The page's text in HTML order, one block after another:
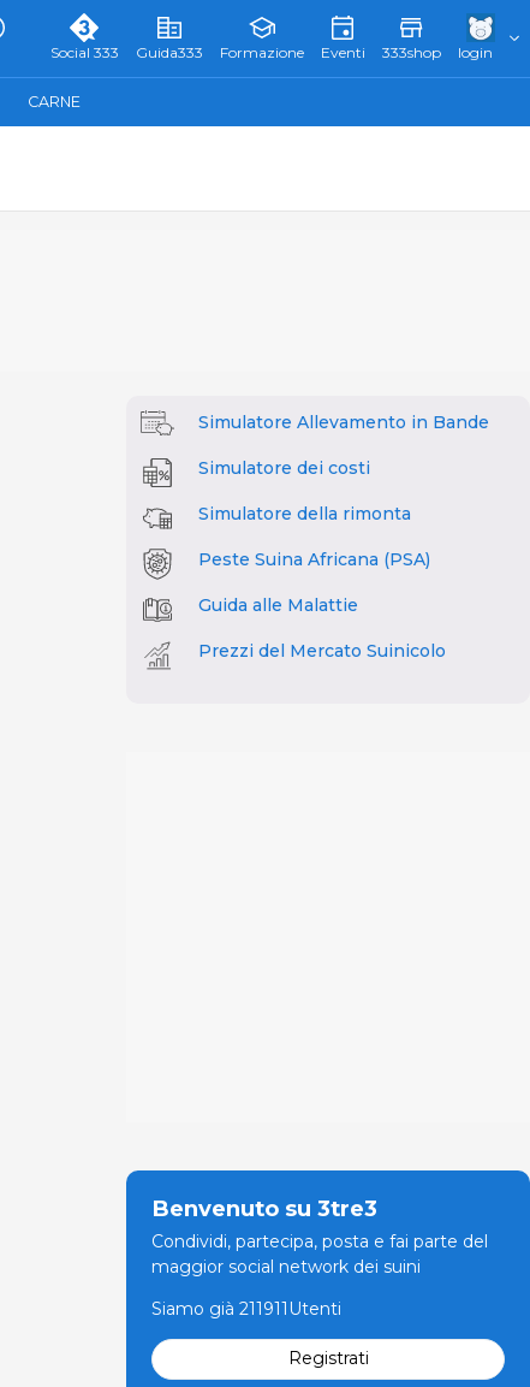
Social 333 Guida333 Formazione Eventi 333shop login
CARNE
Simulatore Allevamento in Bande
Simulatore dei costi
Simulatore della rimonta
Peste Suina Africana (PSA)
Guida alle Malattie
Prezzi del Mercato Suinicolo
Benvenuto su 3tre3
Condividi, partecipa, posta e fai parte del
maggior social network dei suini
Siamo già 211911Utenti
Registrati